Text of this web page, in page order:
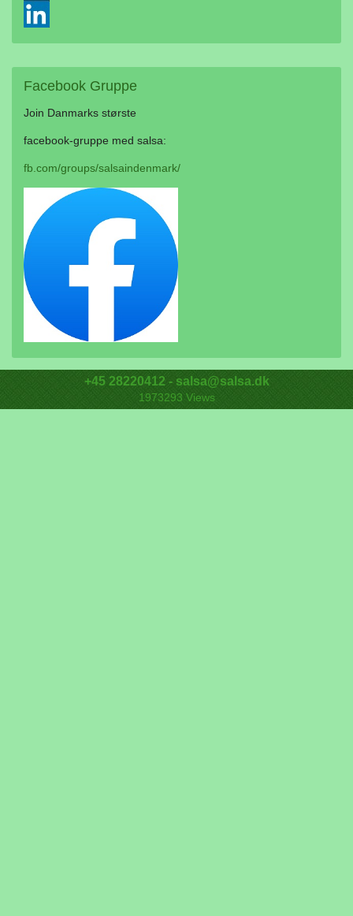
Facebook Gruppe
Join Danmarks største
facebook-gruppe med salsa:
fb.com/groups/salsaindenmark/
+45 28220412 - salsa@salsa.dk
1973293 Views